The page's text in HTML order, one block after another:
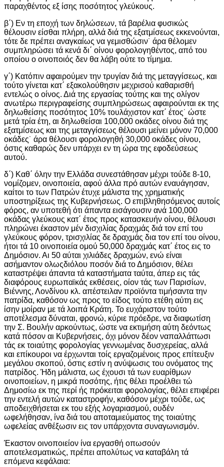
παραχθέντος εξ ίσης ποσότητος γλεύκους.
β΄) Εν τη εποχή των δηλώσεων, τά βαρέλια φυσικώς
θέλουσιν είσθαι πλήρη, αλλά διά της εξατμίσεως εκκενούνται,
τότε δε πρέπει αναγκαίως να γεμισθώσιν˙ άρα θέλομεν
συμπληρώσει τά κενά δι΄ οίνου φορολογηθέντος, από του
οποίου ο οινοποιός δεν θα λάβη ούτε το τίμημα.
γ΄) Κατόπιν αφαιρούμεν την τρυγίαν διά της μεταγγίσεως, και
τούτο γίνεται κατ΄ εξακολούθησιν μεχρισού καθαρισθή
εντελώς ο οίνος. Διά της εργασίας τούτης και της ολίγον
ανωτέρω περιγραφείσης συμπληρώσεως αφαιρούνται εκ της
δηλωθείσης ποσότητος 10% τουλάχιστον κατ΄ έτος˙ ώστε
μετά τρία έτη, αι δηλωθείσαι 100,000 οκάδες οίνου διά της
εξατμίσεως και της μεταγγίσεως θέλουσι μείνει μόνον 70,000
οκάδες˙ άρα θέλουσι φορολογηθή 30,000 οκάδες οίνου,
όστις καθαρώς δεν υπάρχει εν τη ώρα της εφοδεύσεως
αυτού.
δ΄) Καθ΄ όλην την Ελλάδα συνεστάθησαν μέχρι τούδε 8-10,
νομίζομεν, οινοποιεία, αφού άλλα πρό αυτών εναυάγησαν,
καίτοι το των Πατρών έτυχε μάλιστα της χρηματικής
υποστηρίξεως της Κυβερνήσεως. Ο επιβληθησόμενος αυτοίς
φόρος, αν υποτεθή ότι άπαντα εισάγουσιν ανά 100,000
οκάδας γλεύκους κατ΄ έτος προς κατασκευήν οίνου, θέλουσι
πληρώνει έκαστον μέν δισχιλίας δραχμάς διά τον επί του
γλεύκους φόρον, τρισχιλίας δε δραχμάς δια τον επί του οίνου,
ήτοι τά 10 οινοποιεία ομού 50,000 δραχμάς κατ΄ έτος εις το
Δημόσιον. Αι 50 αύται χιλιάδες δραχμών, ενώ είναι
ασήμαντον ολωςδιόλου ποσόν διά το Δημόσιον, θέλει
καταστρέψει άπαντα τά καταστήματα ταύτα, άπερ εις τάς
διαφόρους ευρωπαϊκάς εκθέσεις, οίον τάς των Παρισίων,
Βιέννης, Λονδίνου κλ. απέστειλαν προϊόντα τιμήσαντα την
πατρίδα, καθόσον ως προς το είδος τούτο ετέθη αύτη εις
ίσην μοίραν με τά λοιπά Κράτη. Το ευχάριστον τούτο
αποτέλεσμα δύναται, φρονώ, κύριε πρόεδρε, να διαφωτίση
την Σ. Βουλήν αρκούντως, ώστε να εκτιμήση αύτη δεόντως
κατά πόσον αι Κυβερνήσεις, όχι μόνον δέον ναπαλλάττωσι
τάς εκ τοιαύτης φορολογίας γεννωμένας δυσχερείας, αλλά
και επίκουροι να έρχωνται τοίς εργαζομένοις προς επίτευξιν
μεγάλου σκοπού, όστις εστίν η ανύψωσις του ονόματος της
πατρίδος. Ήδη μάλιστα, ως έχουσι τά των ευαρίθμων
οινοποιείων, η μικρά ποσότης, ήτις θέλει προέλθει τώ
Δημοσίω εκ της περί ής πρόκειται φορολογίας, θέλει επιφέρει
την εντελή αυτών καταστροφήν, καθόσον μέχρι τούδε, ως
αποδειχθήσεται εκ του εξής λογαριασμού, ουδέν
ωφελήθησαν, ίνα διά του αποταμιεύματος της τοιαύτης
ωφελείας ανθέξωσιν εις τον υπάρχοντα συναγωνισμόν.
Έκαστον οινοποιείον ίνα εργασθή οπωσούν
αποτελεσματικώς, πρέπει απολύτως να καταβάλη τά
επόμενα κεφάλαια: